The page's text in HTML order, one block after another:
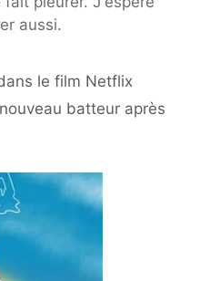
aussi.
le film Netflix
batteur après